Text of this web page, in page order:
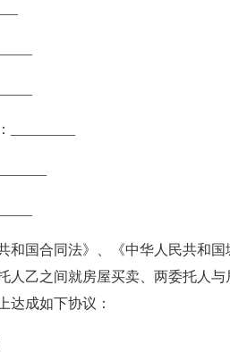
和国合同法》、《中华人民共和
人乙之间就房屋买卖、两委托人
达成如下协议：